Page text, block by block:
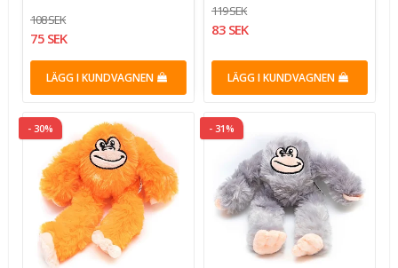
108 SEK
75 SEK
LÄGG I KUNDVAGNEN
119 SEK
83 SEK
LÄGG I KUNDVAGNEN
- 30% - 31%